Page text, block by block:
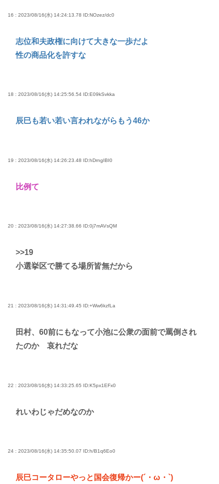
16 : 2023/08/16(水) 14:24:13.78 ID:NOzez/dc0
志位和夫政権に向けて大きな一歩だよ
性の商品化を許すな
18 : 2023/08/16(水) 14:25:56.54 ID:E09kSvkka
辰巳も若い若い言われながらもう46か
19 : 2023/08/16(水) 14:26:23.48 ID:hDrngIBI0
比例て
20 : 2023/08/16(水) 14:27:38.66 ID:0j7mAVsQM
>>19
小選挙区で勝てる場所皆無だから
21 : 2023/08/16(水) 14:31:49.45 ID:+Ww6kzfLa
田村、60前にもなって小池に公衆の面前で罵倒され
たのか 哀れだな
22 : 2023/08/16(水) 14:33:25.65 ID:K5px1EFx0
れいわじゃだめなのか
24 : 2023/08/16(水) 14:35:50.07 ID:h/B1q6Eo0
辰巳コータローやっと国会復帰かー(´・ω・`)